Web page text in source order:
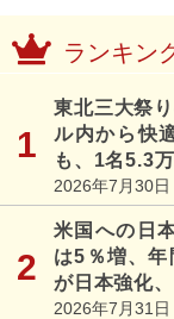
ランキン
東北三大祭
ル内から快
も、1名5.3
2026年7月30日
米国への日
は5％増、
が日本強化
2026年7月31日